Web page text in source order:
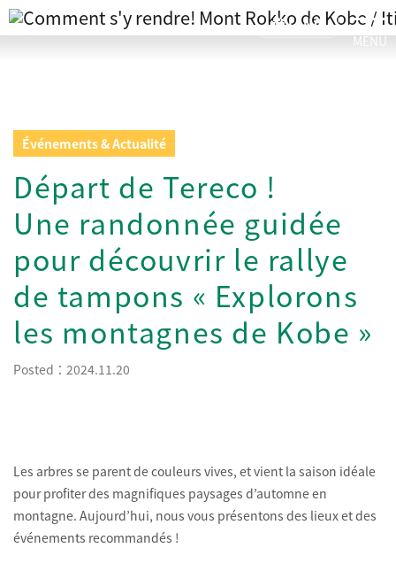
LANG
Événements & Actualité
Départ de Tereco !
Une randonnée guidée
pour découvrir le rallye
de tampons « Explorons
les montagnes de Kobe »
Posted：2024.11.20
Les arbres se parent de couleurs vives, et vient la saison idéale
pour profiter des magnifiques paysages d’automne en
montagne. Aujourd’hui, nous vous présentons des lieux et des
événements recommandés !